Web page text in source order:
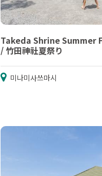
Takeda Shrine Summer
/ 竹田神社夏祭り
미나미사쓰마시